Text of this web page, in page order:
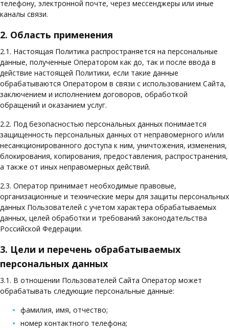
телефону, электронной почте, через мессенджеры или иные
каналы связи.
2. Область применения
2.1. Настоящая Политика распространяется на персональные
данные, полученные Оператором как до, так и после ввода в
действие настоящей Политики, если такие данные
обрабатываются Оператором в связи с использованием Сайта,
заключением и исполнением договоров, обработкой
обращений и оказанием услуг.
2.2. Под безопасностью персональных данных понимается
защищенность персональных данных от неправомерного и/или
несанкционированного доступа к ним, уничтожения, изменения,
блокирования, копирования, предоставления, распространения,
а также от иных неправомерных действий.
2.3. Оператор принимает необходимые правовые,
организационные и технические меры для защиты персональных
данных Пользователей с учетом характера обрабатываемых
данных, целей обработки и требований законодательства
Российской Федерации.
3. Цели и перечень обрабатываемых
персональных данных
3.1. В отношении Пользователей Сайта Оператор может
обрабатывать следующие персональные данные:
фамилия, имя, отчество;
номер контактного телефона;